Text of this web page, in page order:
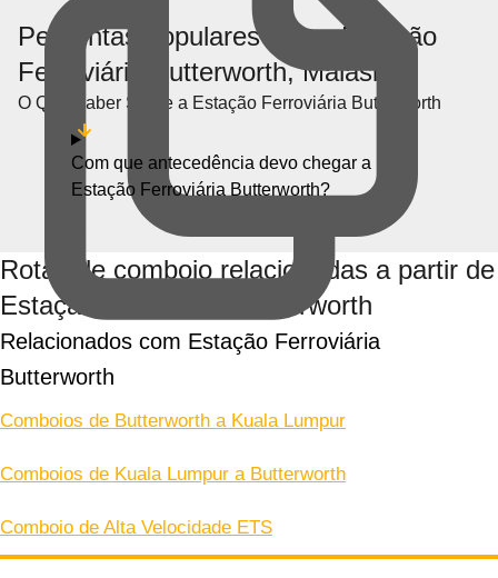
Perguntas populares sobre Estação
Ferroviária Butterworth, Malásia
O Que Saber Sobre a Estação Ferroviária Butterworth
Com que antecedência devo chegar a
Estação Ferroviária Butterworth?
Rotas de comboio relacionadas a partir de
Estação Ferroviária Butterworth
Relacionados com Estação Ferroviária
Butterworth
Comboios de Butterworth a Kuala Lumpur
Comboios de Kuala Lumpur a Butterworth
Comboio de Alta Velocidade ETS